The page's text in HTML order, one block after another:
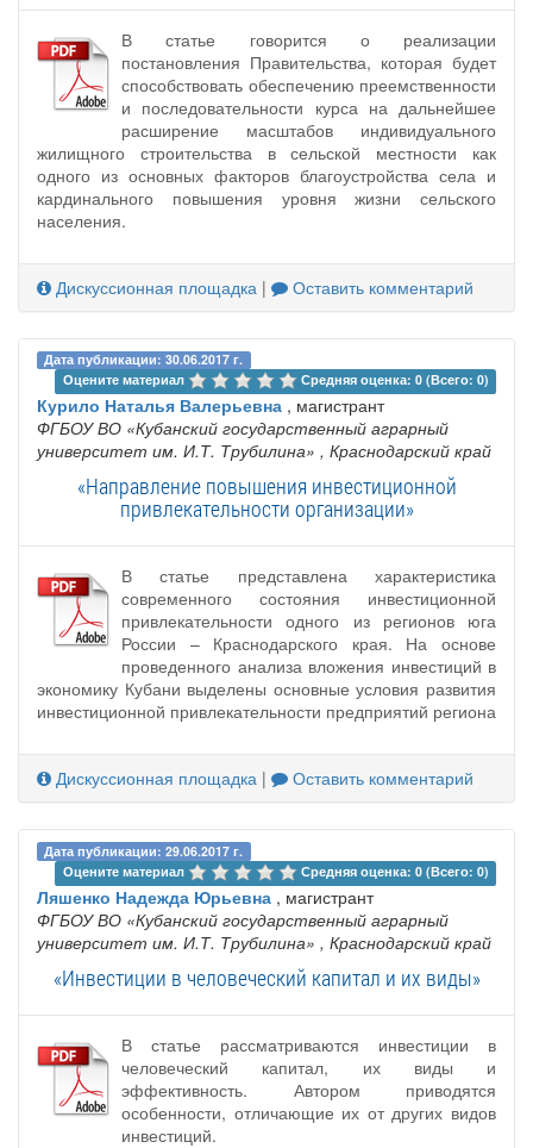
В статье говорится о реализации
постановления Правительства, которая будет
способствовать обеспечению преемственности
и последовательности курса на дальнейшее
расширение масштабов индивидуального
жилищного строительства в сельской местности как
одного из основных факторов благоустройства села и
кардинального повышения уровня жизни сельского
населения.
Дискуссионная площадка | Оставить комментарий
Дата публикации: 30.06.2017 г.
Оцените материал
Средняя оценка: 0 (Всего: 0)
Курило Наталья Валерьевна , магистрант
ФГБОУ ВО «Кубанский государственный аграрный
университет им. И.Т. Трубилина» , Краснодарский край
«Направление повышения инвестиционной
привлекательности организации»
В статье представлена характеристика
современного состояния инвестиционной
привлекательности одного из регионов юга
России – Краснодарского края. На основе
проведенного анализа вложения инвестиций в
экономику Кубани выделены основные условия развития
инвестиционной привлекательности предприятий региона
Дискуссионная площадка | Оставить комментарий
Дата публикации: 29.06.2017 г.
Оцените материал
Средняя оценка: 0 (Всего: 0)
Ляшенко Надежда Юрьевна , магистрант
ФГБОУ ВО «Кубанский государственный аграрный
университет им. И.Т. Трубилина» , Краснодарский край
«Инвестиции в человеческий капитал и их виды»
В статье рассматриваются инвестиции в
человеческий капитал, их виды и
эффективность. Автором приводятся
особенности, отличающие их от других видов
инвестиций.